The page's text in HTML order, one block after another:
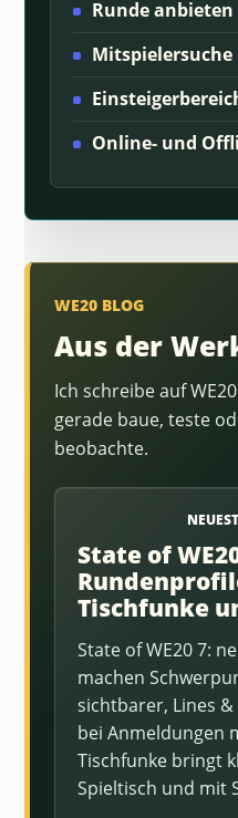
Runde anbieten
Mitspielersuche
Online- und
WE20 BLOG
Aus der
Ich schreibe auf
gerade baue, teste
beobachte.
State of
Tischfunke
State of WE20 7:
machen
sichtbarer, Lines
bei Anmeldungen
Tischfunke bringt
Spieltisch und mit